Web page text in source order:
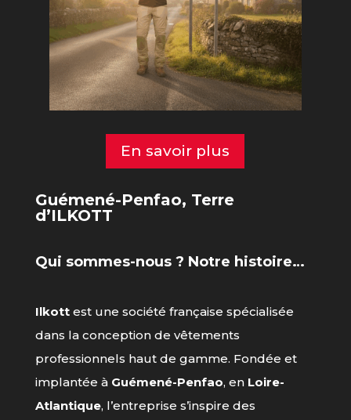
En savoir plus
Guémené-Penfao, Terre
d’ILKOTT
Qui sommes-nous ? Notre histoire…
Ilkottest une société française spécialisée
dans la conception de vêtements
professionnels haut de gamme. Fondée et
implantée à Guémené-Penfao, en Loire-
Atlantique, l’entreprise s’inspire des